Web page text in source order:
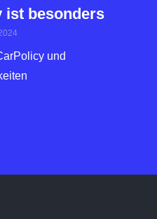
ist besonders
und